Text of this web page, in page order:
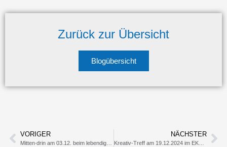
Zurück zur Übersicht
Blogübersicht
VORIGER
Mitten∙drin am 03.12. beim lebendigen Adventskalender
NÄCHSTER
Kreativ-Treff am 19.12.2024 im EKT, Wahlstedt